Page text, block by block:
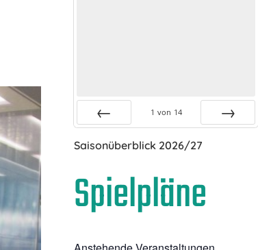
1 von 14
Saisonüberblick 2026/27
Spielpläne